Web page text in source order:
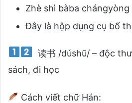
Zhè shì bàba
Đây là hộp dụng cụ bố
读书 /dúshū/ – độc
sách, đi học
Cách viết chữ Hán: